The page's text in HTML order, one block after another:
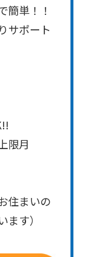
簡単！！
サポート
限月
住まいの
す）